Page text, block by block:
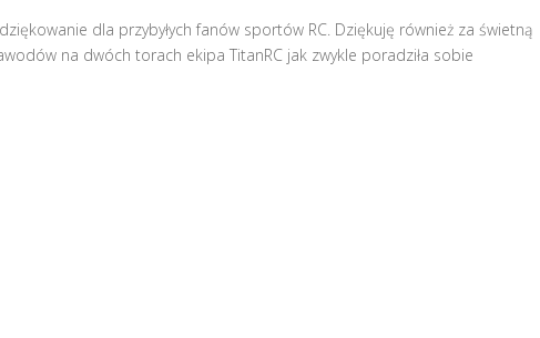
dla przybyłych fanów sportów RC. Dziękuję również za świetną
na dwóch torach ekipa TitanRC jak zwykle poradziła sobie